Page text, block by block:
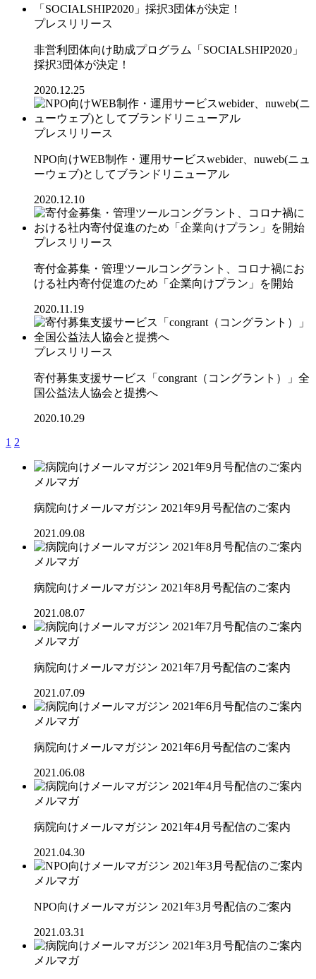
プレスリリース
非営利団体向け助成プログラム「SOCIALSHIP2020」
採択3団体が決定！
2020.12.25
プレスリリース
NPO向けWEB制作・運用サービスwebider、nuweb(ニュ
ーウェブ)としてブランドリニューアル
2020.12.10
プレスリリース
寄付金募集・管理ツールコングラント、コロナ禍にお
ける社内寄付促進のため「企業向けプラン」を開始
2020.11.19
プレスリリース
寄付募集支援サービス「congrant（コングラント）」全
国公益法人協会と提携へ
2020.10.29
1 2
メルマガ
病院向けメールマガジン 2021年9月号配信のご案内
2021.09.08
メルマガ
病院向けメールマガジン 2021年8月号配信のご案内
2021.08.07
メルマガ
病院向けメールマガジン 2021年7月号配信のご案内
2021.07.09
メルマガ
病院向けメールマガジン 2021年6月号配信のご案内
2021.06.08
メルマガ
病院向けメールマガジン 2021年4月号配信のご案内
2021.04.30
メルマガ
NPO向けメールマガジン 2021年3月号配信のご案内
2021.03.31
メルマガ